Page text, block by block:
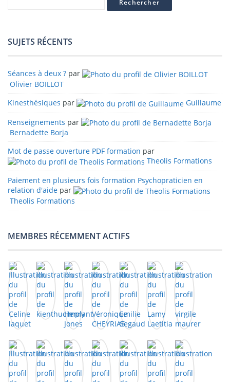
SUJETS RÉCENTS
Séances à deux ? par
Olivier BOILLOT
Kinesthésiques par
Guillaume
Renseignements par
Bernadette Borja
Mot de passe ouverture PDF formation par
Theolis Formations
Paiement en plusieurs fois formation Psychopraticien en
relation d'aide par
Theolis Formations
MEMBRES RÉCEMMENT ACTIFS